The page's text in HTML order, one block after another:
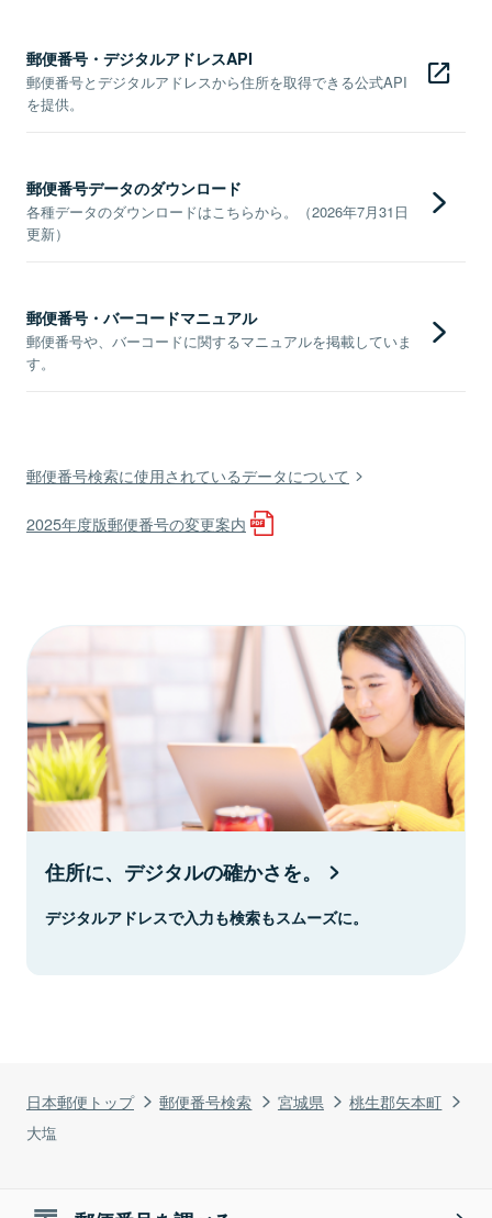
日本郵便トップ 郵便番号検索 宮城県
桃生郡矢本町
大塩
郵便番号・デジタルアドレスAPI
郵便番号とデジタルアドレスから住所を取得できる公式API
を提供。
郵便番号データのダウンロード
各種データのダウンロードはこちらから。（2026年7月31日
更新）
郵便番号・バーコードマニュアル
郵便番号や、バーコードに関するマニュアルを掲載していま
す。
郵便番号検索に使用されているデータについて
2025年度版郵便番号の変更案内
住所に、デジタルの確かさを。
デジタルアドレスで入力も検索もスムーズに。